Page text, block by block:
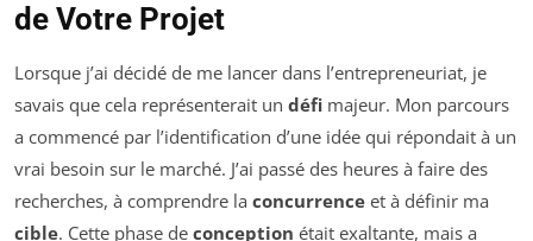
de Votre Projet
Lorsque j’ai décidé de me lancer dans l’entrepreneuriat, je
savais que cela représenterait un défi majeur. Mon parcours
a commencé par l’identification d’une idée qui répondait à un
vrai besoin sur le marché. J’ai passé des heures à faire des
recherches, à comprendre la concurrence et à définir ma
cible. Cette phase de conception était exaltante, mais a